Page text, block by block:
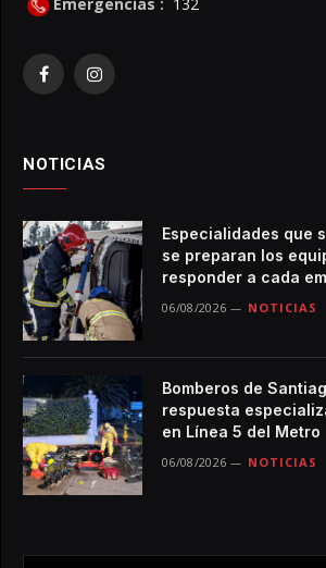
FacebookInstagram
NOTICIAS
Especialidades que
se preparan los
responder a cada
06/08/2026 NOTICIAS
Bomberos de
respuesta
en Línea 5 del Metro
06/08/2026 NOTICIAS